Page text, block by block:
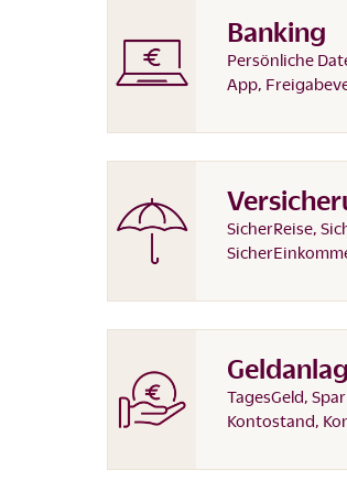
Banking
Persönliche
App,
SicherReise,
TagesGeld,
Kontostand,